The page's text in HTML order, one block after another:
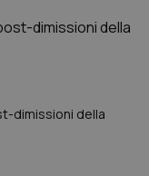
dimissioni della